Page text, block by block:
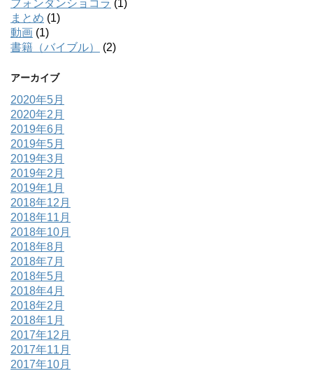
フォンダンショコラ (1)
まとめ (1)
動画 (1)
書籍（バイブル）
(2)
アーカイブ
2020年5月
2020年2月
2019年6月
2019年5月
2019年3月
2019年2月
2019年1月
2018年12月
2018年11月
2018年10月
2018年8月
2018年7月
2018年5月
2018年4月
2018年2月
2018年1月
2017年12月
2017年11月
2017年10月